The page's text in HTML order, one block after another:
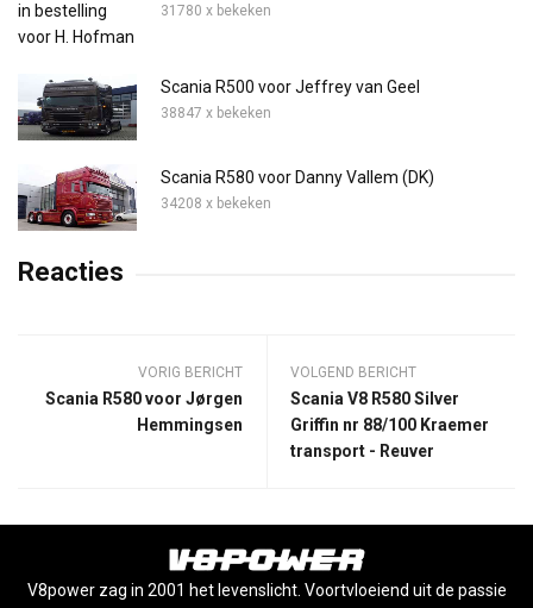
31780 x bekeken
Scania R500 voor Jeffrey van Geel
38847 x bekeken
Scania R580 voor Danny Vallem (DK)
34208 x bekeken
Reacties
VORIG BERICHT
Scania R580 voor Jørgen
Hemmingsen
VOLGEND BERICHT
Scania V8 R580 Silver
Griffin nr 88/100 Kraemer
transport - Reuver
V8power zag in 2001 het levenslicht. Voortvloeiend uit de passie